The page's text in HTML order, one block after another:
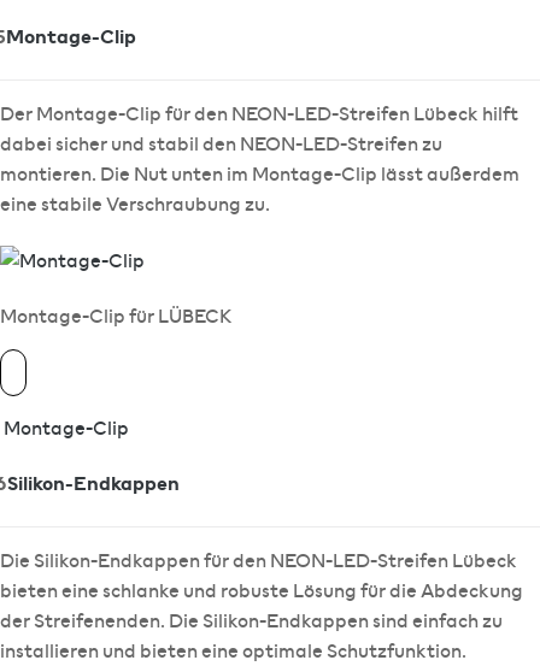
Montage-Clip
Der Montage-Clip für den NEON-LED-Streifen Lübeck hilft
dabei sicher und stabil den NEON-LED-Streifen zu
montieren. Die Nut unten im Montage-Clip lässt außerdem
eine stabile Verschraubung zu.
Montage-Clip für LÜBECK
Montage-Clip
Silikon-Endkappen
Die Silikon-Endkappen für den NEON-LED-Streifen Lübeck
bieten eine schlanke und robuste Lösung für die Abdeckung
der Streifenenden. Die Silikon-Endkappen sind einfach zu
installieren und bieten eine optimale Schutzfunktion.